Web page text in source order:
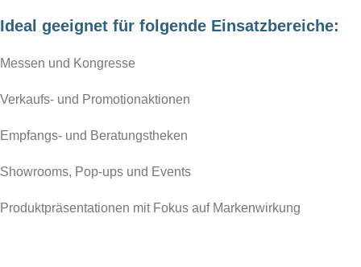
hier bestellen
hier bestellen
Ideal geeignet für folgende Einsatzbereiche:
Messen und Kongresse
Verkaufs- und Promotionaktionen
Empfangs- und Beratungstheken
Showrooms, Pop-ups und Events
Produktpräsentationen mit Fokus auf Markenwirkung